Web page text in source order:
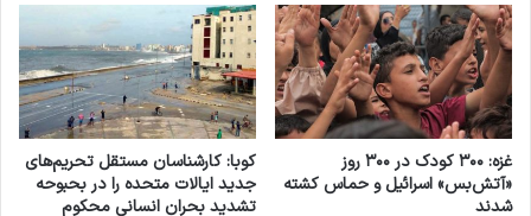
می‌دهد به مناطقی بروند که همچنان زیر بمباران قرار
دارد.» او در شبکۀ ایکس نوشت: «اهالی غزه انسان‌اند،
مهرۀ شطرنج نیستند؛ آنها تاکنون چند بار جابه‌جا
شده‌اند.»
غزه: ۳۰۰ کودک در ۳۰۰ روز
«آتش‌بس» اسرائیل و حماس کشته
شدند
کوبا: کارشناسان مستقل تحریم‌های
جدید ایالات متحده را در بحبوحه
تشدید بحران انسانی محکوم